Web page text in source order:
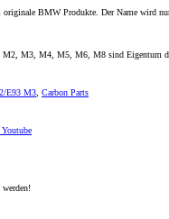
originale BMW Produkte. Der Name wird
M2, M3, M4, M5, M6, M8 sind Eigentum
E93 M3 Carbon Parts
Youtube
werden!